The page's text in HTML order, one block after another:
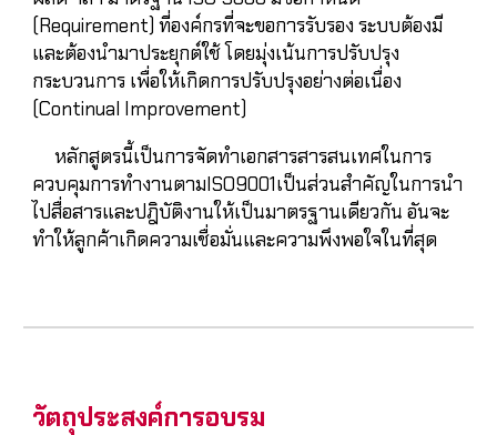
(Requirement) ที่องค์กรที่จะขอการรับรอง ระบบต้องมี
และต้องนำมาประยุกต์ใช้ โดยมุ่งเน้นการปรับปรุง
กระบวนการ เพื่อให้เกิดการปรับปรุงอย่างต่อเนื่อง
(Continual Improvement)
หลักสูตรนี้เป็นการจัดทำเอกสารสารสนเทศในการ
ควบคุมการทำงานตามISO9001เป็นส่วนสำคัญในการนำ
ไปสื่อสารและปฎิบัติงานให้เป็นมาตรฐานเดียวกัน อันจะ
ทำให้ลูกค้าเกิดความเชื่อมั่นและความพึงพอใจในที่สุด
วัตถุประสงค์การอบรม